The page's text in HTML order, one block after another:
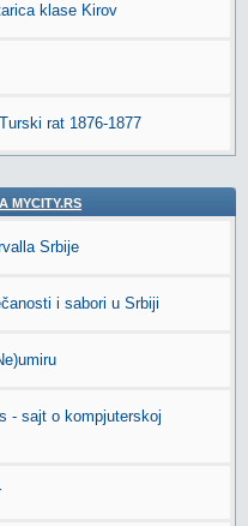
klase Kirov
rat 1876-1877
MYCITY.RS
Srbije
i sabori u Srbiji
- sajt o kompjuterskoj